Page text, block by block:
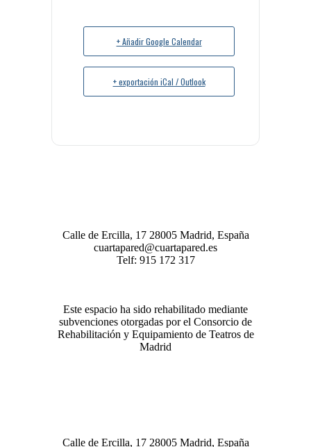
+ Añadir Google Calendar
+ exportación iCal / Outlook
Calle de Ercilla, 17 28005 Madrid, España
cuartapared@cuartapared.es
Telf: 915 172 317
Este espacio ha sido rehabilitado mediante
subvenciones otorgadas por el Consorcio de
Rehabilitación y Equipamiento de Teatros de
Madrid
Calle de Ercilla, 17 28005 Madrid, España